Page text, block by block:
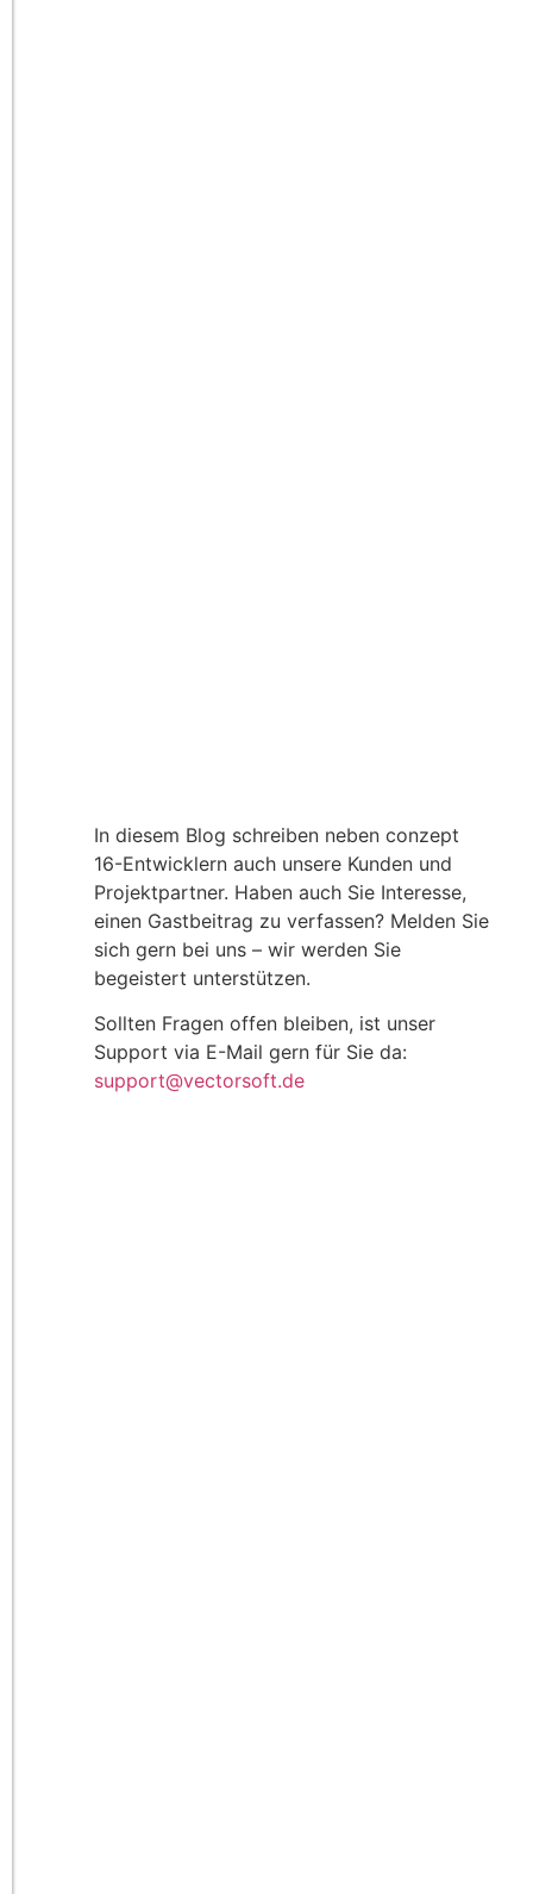
In diesem Blog schreiben neben conzept
16-Entwicklern auch unsere Kunden und
Projektpartner. Haben auch Sie Interesse,
einen Gastbeitrag zu verfassen? Melden Sie
sich gern bei uns – wir werden Sie
begeistert unterstützen.
Sollten Fragen offen bleiben, ist unser
Support via E-Mail gern für Sie da:
support@vectorsoft.de